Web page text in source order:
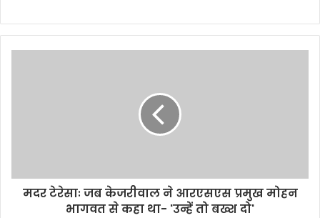
मदर टेरेसाः जब केजरीवाल ने आरएसएस प्रमुख मोहन
भागवत से कहा था- 'उन्हें तो बख्श दो'